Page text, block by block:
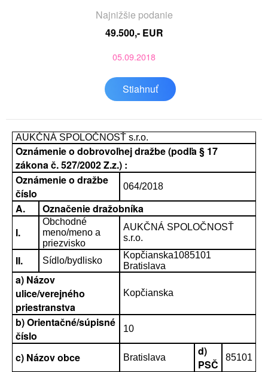
Najnižšie podanie
49.500,- EUR
05.09.2018
Stiahnuť
AUKČNÁ SPOLOČNOSŤ s.r.o.
Oznámenie o dobrovoľnej dražbe (podľa § 17
zákona č. 527/2002 Z.z.) :
Oznámenie o dražbe
číslo
064/2018
A.
Označenie dražobníka
I.
Obchodné
meno/meno a
priezvisko
AUKČNÁ SPOLOČNOSŤ
s.r.o.
II. Sídlo/bydlisko
Kopčianska1085101
Bratislava
a) Názov
ulice/verejného
priestranstva
Kopčianska
b) Orientačné/súpisné
číslo
10
c) Názov obce Bratislava
d)
PSČ
85101